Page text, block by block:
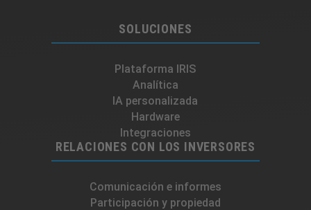
SOLUCIONES
Plataforma IRIS
Analítica
IA personalizada
Hardware
Integraciones​
RELACIONES CON LOS INVERSORES
Comunicación e informes
Participación y propiedad